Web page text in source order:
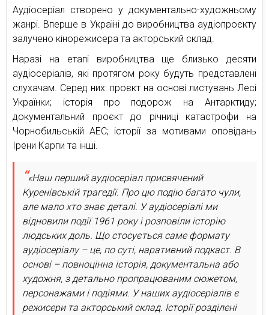
Аудіосеріал створено у документально-художньому
жанрі. Вперше в Україні до виробництва аудіопроєкту
залучено кінорежисера та акторський склад.
Наразі на етапі виробництва ще близько десяти
аудіосеріалів, які протягом року будуть представлені
слухачам. Серед них: проєкт на основі листувань Лесі
Українки; історія про подорож на Антарктиду;
документальний проєкт до річниці катастрофи на
Чорнобильській АЕС; історії за мотивами оповідань
Ірени Карпи та інші.
«Наш перший аудіосеріал присвячений
Куренівській трагедії. Про цю подію багато чули,
але мало хто знає деталі. У аудіосеріалі ми
відновили події 1961 року і розповіли історію
людських доль. Що стосується саме формату
аудіосеріалу – це, по суті, наративний подкаст. В
основі – повноцінна історія, документальна або
художня, з детально пропрацюваним сюжетом,
персонажами і подіями. У наших аудіосеріалів є
режисери та акторський склад. Історії розділені